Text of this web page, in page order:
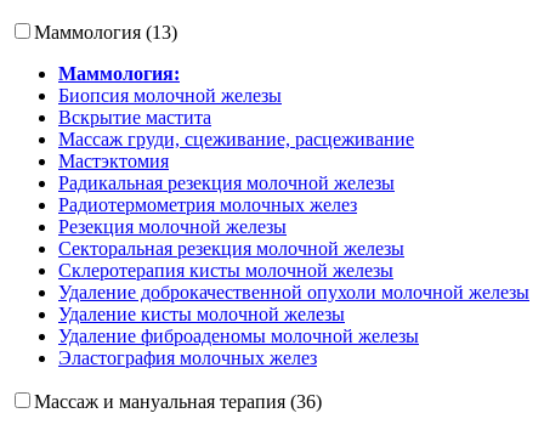
Маммология (13)
Маммология:
Биопсия молочной железы
Вскрытие мастита
Массаж груди, сцеживание, расцеживание
Мастэктомия
Радикальная резекция молочной железы
Радиотермометрия молочных желез
Резекция молочной железы
Секторальная резекция молочной железы
Склеротерапия кисты молочной железы
Удаление доброкачественной опухоли молочной железы
Удаление кисты молочной железы
Удаление фиброаденомы молочной железы
Эластография молочных желез
Массаж и мануальная терапия (36)